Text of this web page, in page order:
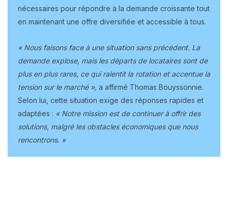
nécessaires pour répondre à la demande croissante tout
en maintenant une offre diversifiée et accessible à tous.
« Nous faisons face à une situation sans précédent. La
demande explose, mais les départs de locataires sont de
plus en plus rares, ce qui ralentit la rotation et accentue la
tension sur le marché », a affirmé Thomas Bouyssonnie.
Selon lui, cette situation exige des réponses rapides et
adaptées : « Notre mission est de continuer à offrir des
solutions, malgré les obstacles économiques que nous
rencontrons. »